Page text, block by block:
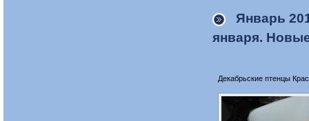
Январь
января.
Декабрьские птенцы